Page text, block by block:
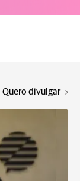
Quero divulgar